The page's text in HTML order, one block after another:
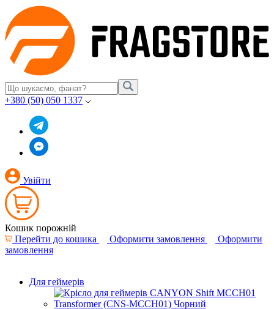
+380 (50) 050 1337
Увійти
Кошик порожній
Перейти до кошика
Оформити замовлення
Оформити
замовлення
Для геймерів